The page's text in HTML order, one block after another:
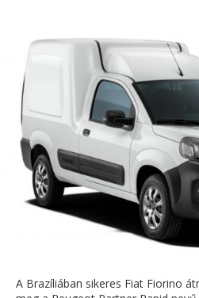
A Brazíliában sikeres Fiat Fiorino